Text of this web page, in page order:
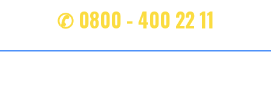
✆ 0800 - 400 22 11